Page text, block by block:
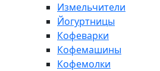
Измельчители
Йогуртницы
Кофеварки
Кофемашины
Кофемолки